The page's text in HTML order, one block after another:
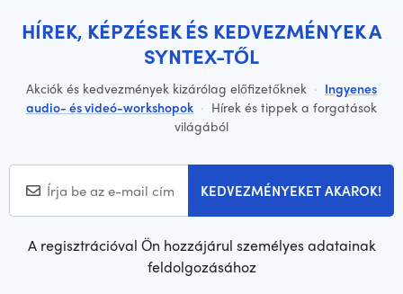
HÍREK, KÉPZÉSEK ÉS KEDVEZMÉNYEK A
SYNTEX-TŐL
Akciók és kedvezmények kizárólag előfizetőknek · Ingyenes
audio- és videó-workshopok · Hírek és tippek a forgatások
világából
KEDVEZMÉNYEKET AKAROK!
A regisztrációval Ön hozzájárul személyes adatainak
feldolgozásához